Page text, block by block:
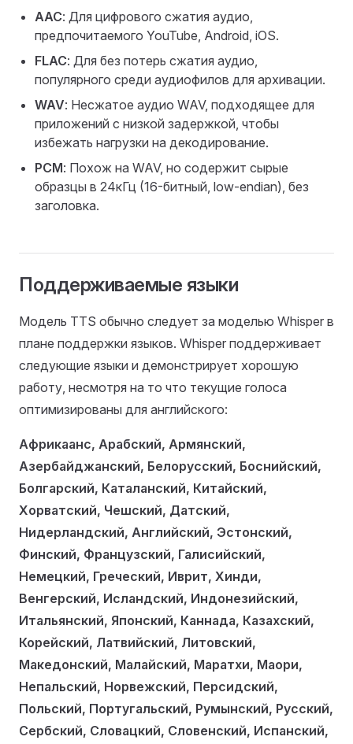
AAC: Для цифрового сжатия аудио,
предпочитаемого YouTube, Android, iOS.
FLAC: Для без потерь сжатия аудио,
популярного среди аудиофилов для архивации.
WAV: Несжатое аудио WAV, подходящее для
приложений с низкой задержкой, чтобы
избежать нагрузки на декодирование.
PCM: Похож на WAV, но содержит сырые
образцы в 24кГц (16-битный, low-endian), без
заголовка.
Поддерживаемые языки
Модель TTS обычно следует за моделью Whisper в
плане поддержки языков. Whisper поддерживает
следующие языки и демонстрирует хорошую
работу, несмотря на то что текущие голоса
оптимизированы для английского:
Африкаанс, Арабский, Армянский,
Азербайджанский, Белорусский, Боснийский,
Болгарский, Каталанский, Китайский,
Хорватский, Чешский, Датский,
Нидерландский, Английский, Эстонский,
Финский, Французский, Галисийский,
Немецкий, Греческий, Иврит, Хинди,
Венгерский, Исландский, Индонезийский,
Итальянский, Японский, Каннада, Казахский,
Корейский, Латвийский, Литовский,
Македонский, Малайский, Маратхи, Маори,
Непальский, Норвежский, Персидский,
Польский, Португальский, Румынский, Русский,
Сербский, Словацкий, Словенский, Испанский,